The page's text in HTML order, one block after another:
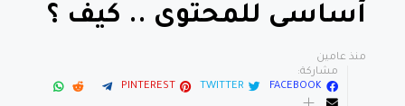
أساسى للمحتوى .. كيف ؟
منذ عامين
مشاركة:
FACEBOOK
TWITTER
PINTEREST